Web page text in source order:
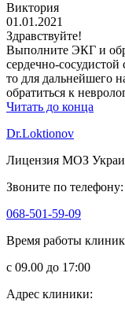
Виктория
01.01.2021
Здравствуйте!
Выполните ЭКГ и
сердечно-
то для дальнейшего
обратиться к
Читать до конца
Dr.Loktionov
Лицензия МОЗ
Звоните по телефону:
068-501-59-09
Время работы
с 09.00 до 17:00
Адрес клиники: